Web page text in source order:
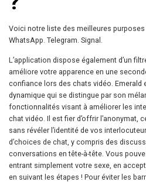
Voici notre liste des meilleures
WhatsApp. Telegram. Signal.
L’application dispose également d’un
améliore votre apparence en une
confiance lors des chats vidéo. Emerald
dynamique qui se distingue par son
fonctionnalités visant à améliorer les
chat vidéo. Il est fier d’offrir l’anonymat,
sans révéler l’identité de vos
d’choices de chat, y compris des
conversations en tête-à-tête. Vous
entrant simplement votre sexe, en
en suivant les étapes ! Pour éviter les